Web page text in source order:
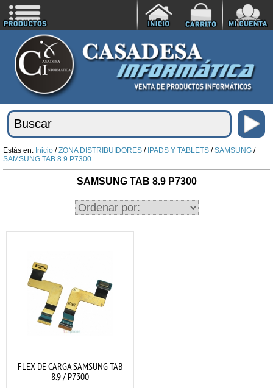
Estás en: Inicio /ZONA DISTRIBUIDORES / IPADS Y TABLETS /SAMSUNG /
SAMSUNG TAB 8.9 P7300
SAMSUNG TAB 8.9 P7300
FLEX DE CARGA SAMSUNG TAB
8.9 / P7300